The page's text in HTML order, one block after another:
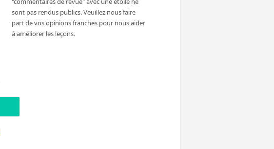
sont pas rendus publics. Veuillez nous faire
part de vos opinions franches pour nous aider
à améliorer les leçons.